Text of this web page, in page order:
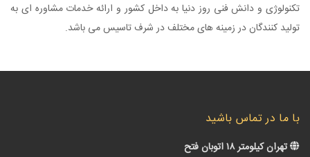
و دانش فنی روز دنیا به داخل کشور و ارائه خدمات مشاوره ای به
کنندگان در زمینه های مختلف در شرف تاسیس می باشد.
در تماس باشید
کیلومتر ۱۸ اتوبان فتح